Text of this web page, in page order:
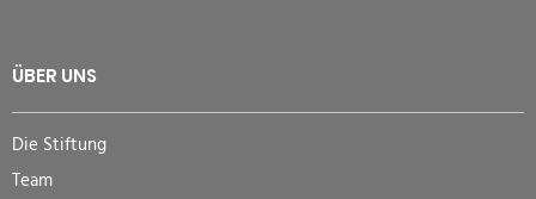
ÜBER UNS
Die Stiftung
Team